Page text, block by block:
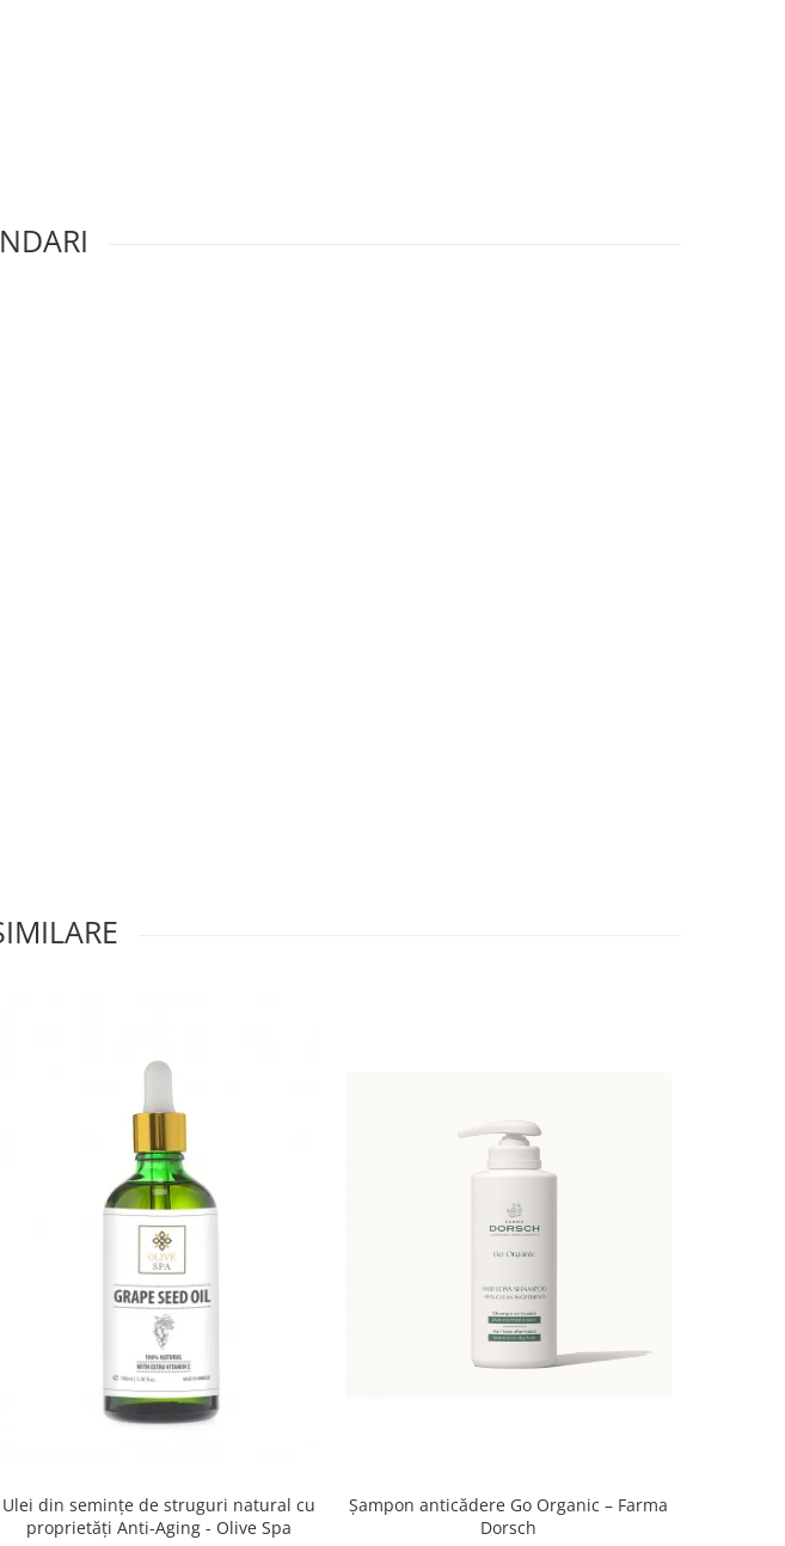
Ulei din semințe de struguri natural cu
proprietăți Anti-Aging - Olive Spa
Șampon anticădere Go Organic – Farma
Dorsch